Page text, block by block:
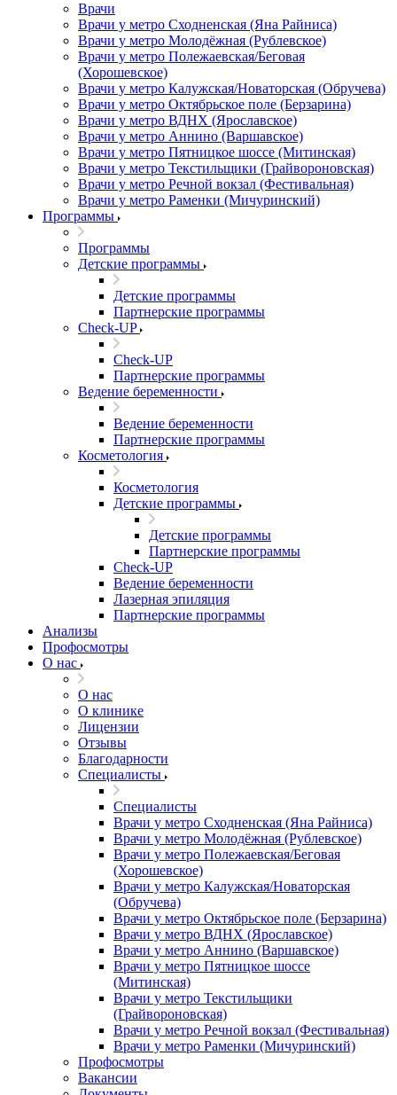
Врачи
Врачи у метро Сходненская (Яна Райниса)
Врачи у метро Молодёжная (Рублевское)
Врачи у метро Полежаевская/Беговая
(Хорошевское)
Врачи у метро Калужская/Новаторская (Обручева)
Врачи у метро Октябрьское поле (Берзарина)
Врачи у метро ВДНХ (Ярославское)
Врачи у метро Аннино (Варшавское)
Врачи у метро Пятницкое шоссе (Митинская)
Врачи у метро Текстильщики (Грайвороновская)
Врачи у метро Речной вокзал (Фестивальная)
Врачи у метро Раменки (Мичуринский)
Программы
Программы
Детские программы
Детские программы
Партнерские программы
Check-UP
Check-UP
Партнерские программы
Ведение беременности
Ведение беременности
Партнерские программы
Косметология
Косметология
Детские программы
Детские программы
Партнерские программы
Check-UP
Ведение беременности
Лазерная эпиляция
Партнерские программы
Анализы
Профосмотры
О нас
О нас
О клинике
Лицензии
Отзывы
Благодарности
Специалисты
Специалисты
Врачи у метро Сходненская (Яна Райниса)
Врачи у метро Молодёжная (Рублевское)
Врачи у метро Полежаевская/Беговая
(Хорошевское)
Врачи у метро Калужская/Новаторская
(Обручева)
Врачи у метро Октябрьское поле (Берзарина)
Врачи у метро ВДНХ (Ярославское)
Врачи у метро Аннино (Варшавское)
Врачи у метро Пятницкое шоссе
(Митинская)
Врачи у метро Текстильщики
(Грайвороновская)
Врачи у метро Речной вокзал (Фестивальная)
Врачи у метро Раменки (Мичуринский)
Профосмотры
Вакансии